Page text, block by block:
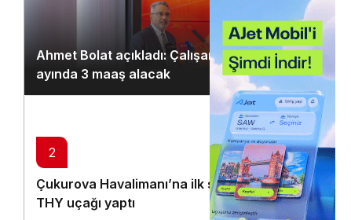
Gündüz Modu
Gündüz modunu seçin.
Gece Modu
Ahmet Bolat açıkladı: Çalışanlar ocak
ayında 3 maaş alacak
2
Çukurova Havalimanı’na ilk seferi
THY uçağı yaptı